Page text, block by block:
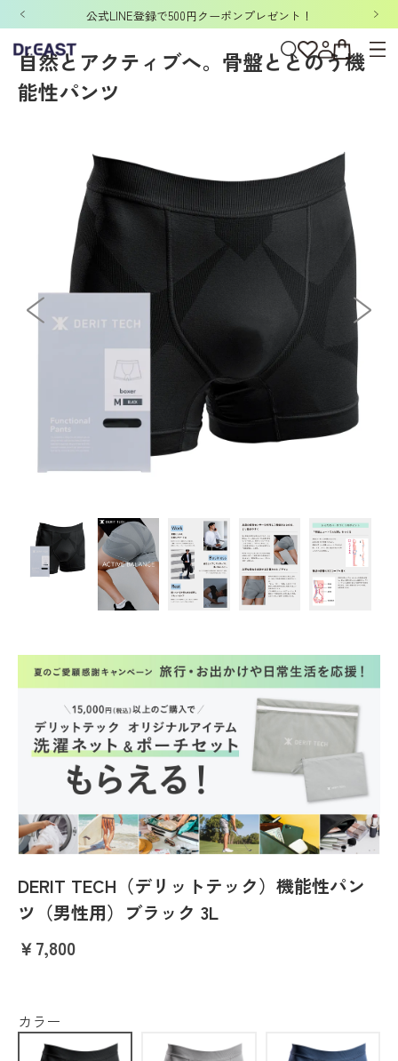
「洗濯ネット&ポーチ」ノベルティキャンペーン開催中！
ホーム DERIT TECH >DERIT TECHメンズ >パンツ >DERIT TECH（デリット
自然とアクティブへ。骨盤ととのう機
能性パンツ
DERIT TECH（デリットテック）機能性パン
ツ（男性用）ブラック 3L
￥7,800
カラー